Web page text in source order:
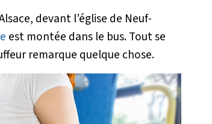
devant l’église de Neuf-
est montée dans le bus. Tout se
remarque quelque chose.